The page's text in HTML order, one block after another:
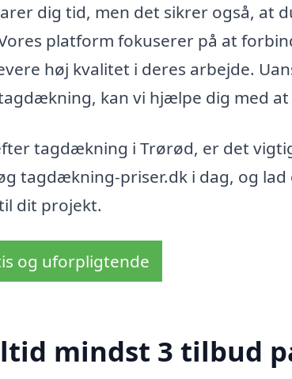
dig tid, men det sikrer også, at
platform fokuserer på at
høj kvalitet i deres arbejde.
kan vi hjælpe dig med
tagdækning i Trørød, er det
tagdækning-priser.dk i dag, og
dit projekt.
og uforpligtende
mindst 3 tilbud